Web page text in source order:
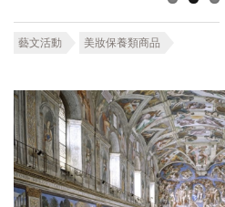
藝文活動 美妝保養類商品